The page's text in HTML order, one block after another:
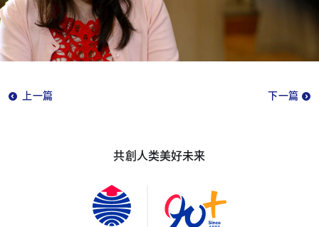
Video
上一篇 下一篇
共創人类美好未来